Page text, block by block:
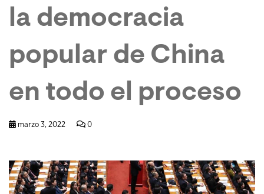
la democracia
popular de China
en todo el proceso
marzo 3, 2022 0